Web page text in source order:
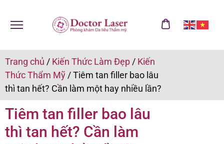
Trang chủ / Kiến Thức Làm Đẹp / Kiến
Thức Thẩm Mỹ /Tiêm tan filler bao lâu
thì tan hết? Cần làm một hay nhiều lần?
Tiêm tan filler bao lâu
thì tan hết? Cần làm